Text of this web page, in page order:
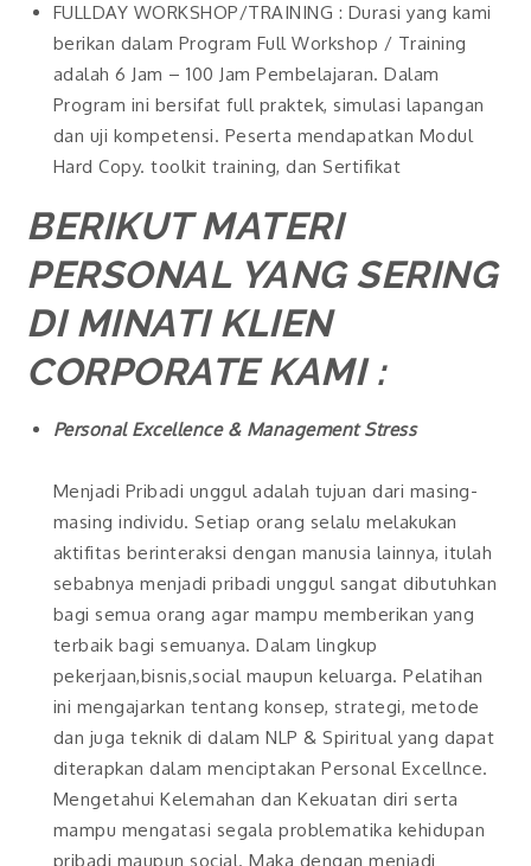
FULLDAY WORKSHOP/TRAINING : Durasi yang kami
berikan dalam Program Full Workshop / Training
adalah 6 Jam – 100 Jam Pembelajaran. Dalam
Program ini bersifat full praktek, simulasi lapangan
dan uji kompetensi. Peserta mendapatkan Modul
Hard Copy. toolkit training, dan Sertifikat
BERIKUT MATERI
PERSONAL YANG SERING
DI MINATI KLIEN
CORPORATE KAMI :
Personal Excellence & Management Stress
Menjadi Pribadi unggul adalah tujuan dari masing-
masing individu. Setiap orang selalu melakukan
aktifitas berinteraksi dengan manusia lainnya, itulah
sebabnya menjadi pribadi unggul sangat dibutuhkan
bagi semua orang agar mampu memberikan yang
terbaik bagi semuanya. Dalam lingkup
pekerjaan,bisnis,social maupun keluarga. Pelatihan
ini mengajarkan tentang konsep, strategi, metode
dan juga teknik di dalam NLP & Spiritual yang dapat
diterapkan dalam menciptakan Personal Excellnce.
Mengetahui Kelemahan dan Kekuatan diri serta
mampu mengatasi segala problematika kehidupan
pribadi maupun social. Maka dengan menjadi